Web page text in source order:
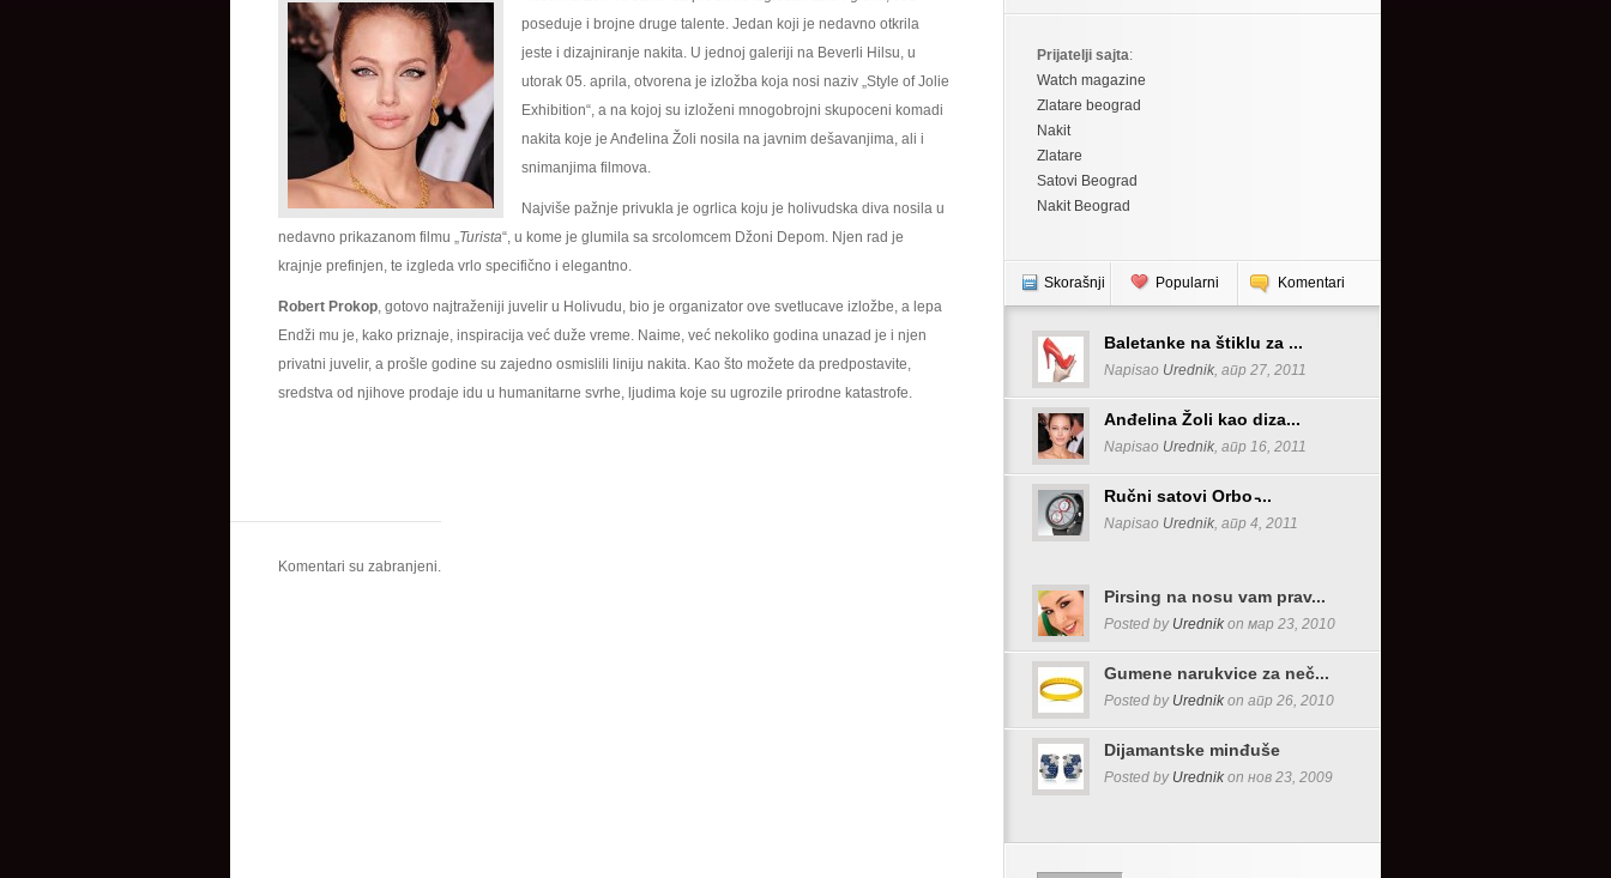
poseduje i brojne druge talente. Jedan koji je nedavno otkrila
jeste i dizajniranje nakita. U jednoj galeriji na Beverli Hilsu, u
utorak 05. aprila, otvorena je izložba koja nosi naziv „Style of Jolie
Exhibition“, a na kojoj su izloženi mnogobrojni skupoceni komadi
nakita koje je Anđelina Žoli nosila na javnim dešavanjima, ali i
snimanjima filmova.
Najviše pažnje privukla je ogrlica koju je holivudska diva nosila u
nedavno prikazanom filmu „Turista“, u kome je glumila sa srcolomcem Džoni Depom. Njen rad je
krajnje prefinjen, te izgleda vrlo specifično i elegantno.
Robert Prokop, gotovo najtraženiji juvelir u Holivudu, bio je organizator ove svetlucave izložbe, a lepa
Endži mu je, kako priznaje, inspiracija već duže vreme. Naime, već nekoliko godina unazad je i njen
privatni juvelir, a prošle godine su zajedno osmislili liniju nakita. Kao što možete da predpostavite,
sredstva od njihove prodaje idu u humanitarne svrhe, ljudima koje su ugrozile prirodne katastrofe.
Komentari su zabranjeni.
Prijatelji sajta:
Watch magazine
Zlatare beograd
Nakit
Zlatare
Satovi Beograd
Nakit Beograd
Skorašnji Popularni Komentari
Baletanke na štiklu za ...
Napisao Urednik, апр 27, 2011
Anđelina Žoli kao diza...
Napisao Urednik, апр 16, 2011
Ručni satovi Orbo ̵...
Napisao Urednik, апр 4, 2011
Pirsing na nosu vam prav...
Posted by Urednik on мар 23, 2010
Gumene narukvice za neč...
Posted by Urednik on апр 26, 2010
Dijamantske minđuše
Posted by Urednik on нов 23, 2009